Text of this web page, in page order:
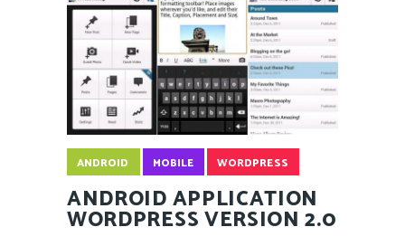
ANDROID MOBILE WORDPRESS
ANDROID APPLICATION
WORDPRESS VERSION 2.0